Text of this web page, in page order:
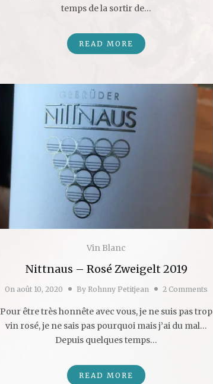
temps de la sortir de…
READ MORE
Vin Blanc
Nittnaus – Rosé Zweigelt 2019
On août 10, 2020 By Rohnny Petitjean 2 Comments
Pour être très honnête avec vous, je ne suis pas trop
vin rosé, je ne sais pas pourquoi mais j’ai du mal…
Depuis quelques temps…
READ MORE